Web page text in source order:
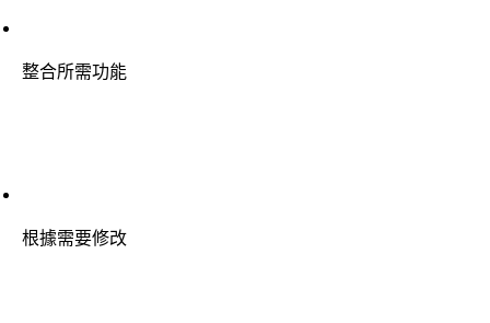
整合所需功能
根據需要修改